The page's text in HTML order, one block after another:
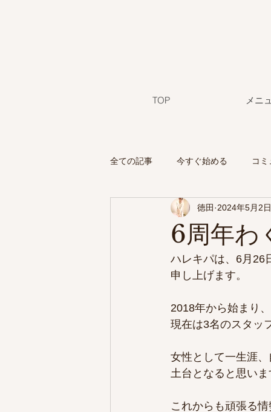
TOP メニ
全ての記事 今すぐ始める コ
6周年わ
徳田 2024年5月2日
ハレキパは、6月26
申し上げます。
2018年から始まり
現在は3名のスタッ
女性として一生涯
土台となると思いま
これからも頑張る